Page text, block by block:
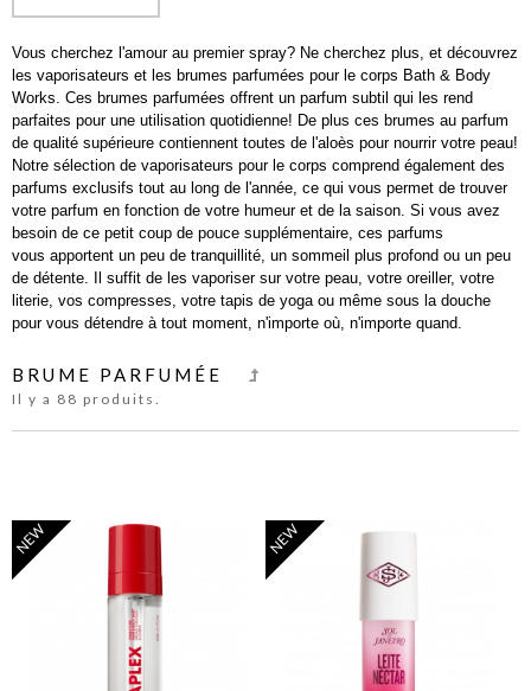
Vous cherchez l'amour au premier spray? Ne cherchez plus, et découvrez
les vaporisateurs et les brumes parfumées pour le corps Bath & Body
Works. Ces brumes parfumées offrent un parfum subtil qui les rend
parfaites pour une utilisation quotidienne! De plus ces brumes au parfum
de qualité supérieure contiennent toutes de l'aloès pour nourrir votre peau!
Notre sélection de vaporisateurs pour le corps comprend également des
parfums exclusifs tout au long de l'année, ce qui vous permet de trouver
votre parfum en fonction de votre humeur et de la saison. Si vous avez
besoin de ce petit coup de pouce supplémentaire, ces parfums
vous apportent un peu de tranquillité, un sommeil plus profond ou un peu
de détente. Il suffit de les vaporiser sur votre peau, votre oreiller, votre
literie, vos compresses, votre tapis de yoga ou même sous la douche
pour vous détendre à tout moment, n'importe où, n'importe quand.
BRUME PARFUMÉE
Il y a 88 produits.
NEW NEW